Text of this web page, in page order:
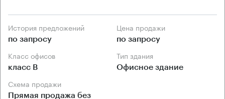
История предложений
по запросу
Цена продажи
по запросу
Класс офисов
класс B
Тип здания
Офисное здание
Схема продажи
Прямая продажа без